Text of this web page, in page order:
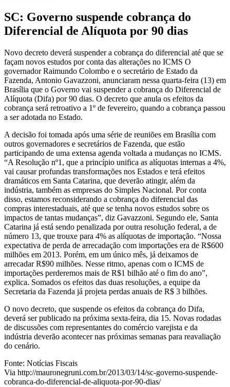
SC: Governo suspende cobrança do
Diferencial de Alíquota por 90 dias
Novo decreto deverá suspender a cobrança do diferencial até que se
façam novos estudos por conta das alterações no ICMS O
governador Raimundo Colombo e o secretário de Estado da
Fazenda, Antonio Gavazzoni, anunciaram nessa quarta-feira (13) em
Brasília que o Governo vai suspender a cobrança do Diferencial de
Alíquota (Difa) por 90 dias. O decreto que anula os efeitos da
cobrança será retroativo a 1º de fevereiro, quando a cobrança passou
a ser adotada no Estado.
A decisão foi tomada após uma série de reuniões em Brasília com
outros governadores e secretários de Fazenda, que estão
participando de uma extensa agenda voltada a mudanças no ICMS.
“A Resolução nº1, que a princípio unifica as alíquotas internas a 4%,
vai causar profundas transformações nos Estados e terá efeitos
dramáticos em Santa Catarina, que deverão atingir, além da
indústria, também as empresas do Simples Nacional. Por conta
disso, estamos reconsiderando a cobrança do diferencial das
compras interestaduais, até que se tenha novos estudos sobre os
impactos de tantas mudanças”, diz Gavazzoni. Segundo ele, Santa
Catarina já está sendo penalizada por outra resolução federal, a de
número 13, que trouxe para 4% as alíquotas de importação. “Nossa
expectativa de perda de arrecadação com importações era de R$600
milhões em 2013. Porém, em um único mês, já deixamos de
arrecadar R$90 milhões. Nesse ritmo, apenas com o ICMS de
importações perderemos mais de R$1 bilhão até o fim do ano”,
explica. Somados os efeitos das duas resoluções, a equipe da
Secretaria da Fazenda já projeta perdas anuais de R$ 3 bilhões.
O novo decreto, que suspende os efeitos da cobrança do Difa,
deverá ser publicado na próxima sexta-feira, dia 15. Novas rodadas
de discussões com representantes do comércio varejista e da
indústria deverão acontecer nas próximas semanas para reavaliação
do cenário.
Fonte: Notícias Fiscais
Via http://mauronegruni.com.br/2013/03/14/sc-governo-suspende-
cobranca-do-diferencial-de-aliquota-por-90-dias/